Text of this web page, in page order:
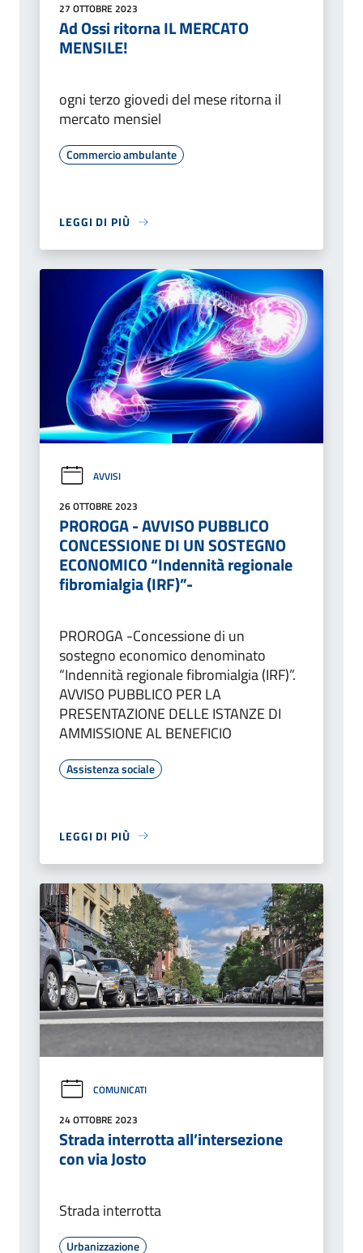
27 OTTOBRE 2023
Ad Ossi ritorna IL MERCATO
MENSILE!
ogni terzo giovedi del mese ritorna il
mercato mensiel
Commercio ambulante
LEGGI DI PIÙ
AVVISI
26 OTTOBRE 2023
PROROGA - AVVISO PUBBLICO
CONCESSIONE DI UN SOSTEGNO
ECONOMICO “Indennità regionale
fibromialgia (IRF)”-
PROROGA -Concessione di un
sostegno economico denominato
“Indennità regionale fibromialgia (IRF)”.
AVVISO PUBBLICO PER LA
PRESENTAZIONE DELLE ISTANZE DI
AMMISSIONE AL BENEFICIO
Assistenza sociale
LEGGI DI PIÙ
COMUNICATI
24 OTTOBRE 2023
Strada interrotta all’intersezione
con via Josto
Strada interrotta
Urbanizzazione